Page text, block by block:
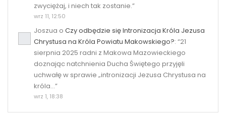
zwyciężaj, i niech tak zostanie.”
wrz 11, 12:50
Joszua o Czy odbędzie się Intronizacja Króla Jezusa
Chrystusa na Króla Powiatu Makowskiego?: “21
sierpnia 2025 radni z Makowa Mazowieckiego
doznając natchnienia Ducha Świętego przyjęli
uchwałę w sprawie „intronizacji Jezusa Chrystusa na
króla…”
wrz 1, 18:38